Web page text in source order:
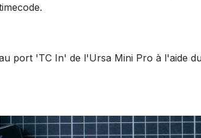
port 'TC In' de l'Ursa Mini Pro à l'aide